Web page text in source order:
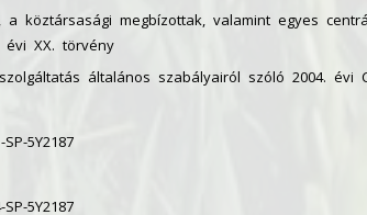
köztársasági megbízottak, valamint egyes
XX. törvény
általános szabályairól szóló 2004. évi
5Y2187
5Y2187